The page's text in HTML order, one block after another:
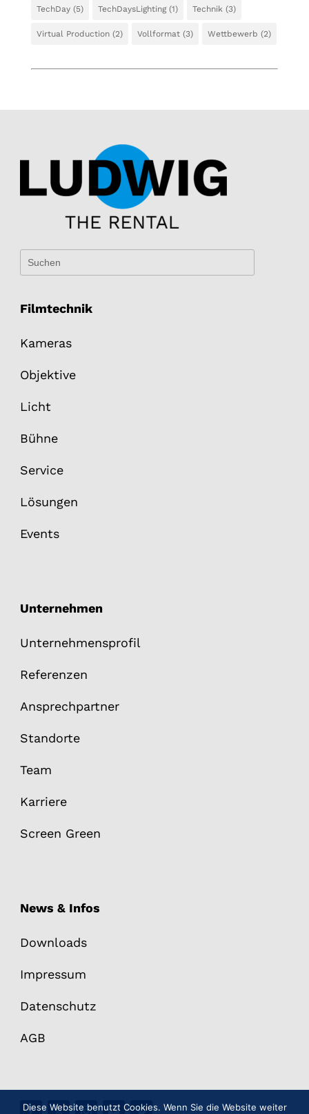
TechDay(5) TechDaysLighting(1) Technik (3)
Virtual Production(2) Vollformat(3) Wettbewerb (2)
Filmtechnik
Kameras
Objektive
Licht
Bühne
Service
Lösungen
Events
Unternehmen
Unternehmensprofil
Referenzen
Ansprechpartner
Standorte
Team
Karriere
Screen Green
News & Infos
Downloads
Impressum
Datenschutz
AGB
Diese Website benutzt Cookies. Wenn Sie die Website weiter